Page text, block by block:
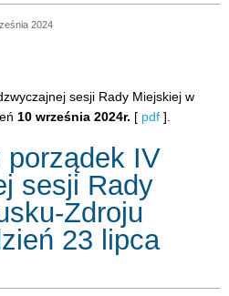
2024
sesji Rady Miejskiej w
10 września 2024r. [ pdf ].
porządek IV
sesji Rady
Zdroju
23 lipca